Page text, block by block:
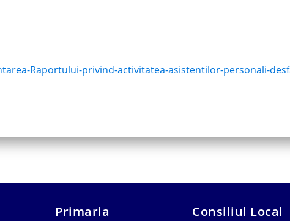
Raportului-privind-activitatea-asistentilor-personali-
Primaria Consiliul Local